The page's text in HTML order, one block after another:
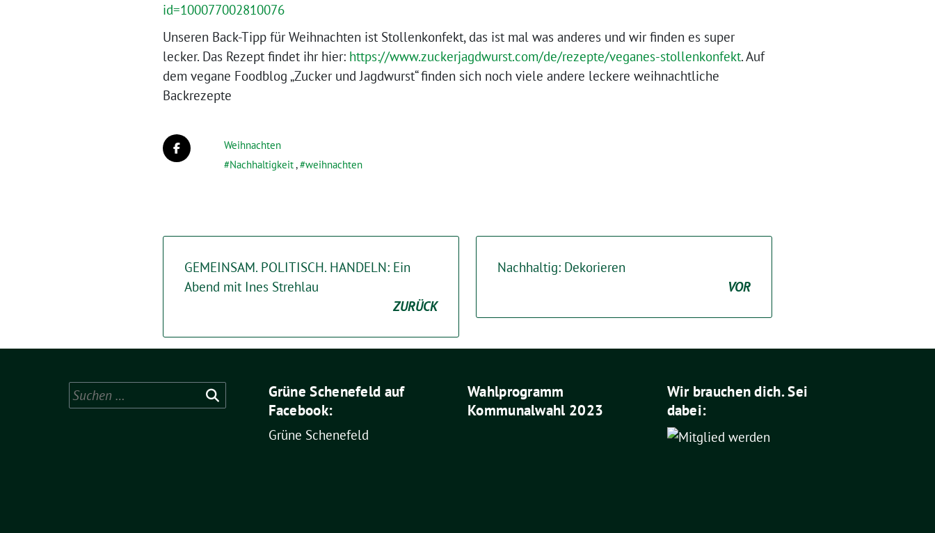
id=100077002810076
Unseren Back-Tipp für Weihnachten ist Stollenkonfekt, das ist mal was anderes und wir finden es super
lecker. Das Rezept findet ihr hier: https://www.zuckerjagdwurst.com/de/rezepte/veganes-stollenkonfekt. Auf
dem vegane Foodblog „Zucker und Jagdwurst“ finden sich noch viele andere leckere weihnachtliche
Backrezepte
Weihnachten
Nachhaltigkeit, weihnachten
GEMEINSAM. POLITISCH. HANDELN: Ein
Abend mit Ines Strehlau
ZURÜCK
Nachhaltig: Dekorieren
VOR
Suchen
nach:
Grüne Schenefeld auf
Facebook:
Grüne Schenefeld
Wahlprogramm
Kommunalwahl 2023
Wir brauchen dich. Sei
dabei: